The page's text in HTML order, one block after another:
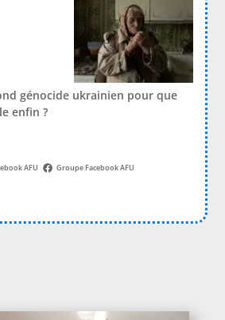
génocide ukrainien pour que
enfin ?
AFU Groupe Facebook AFU